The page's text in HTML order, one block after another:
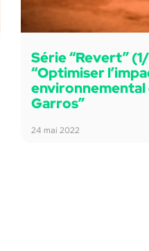
Série “Revert”
“Optimiser
environnemental
Garros”
24 mai 2022